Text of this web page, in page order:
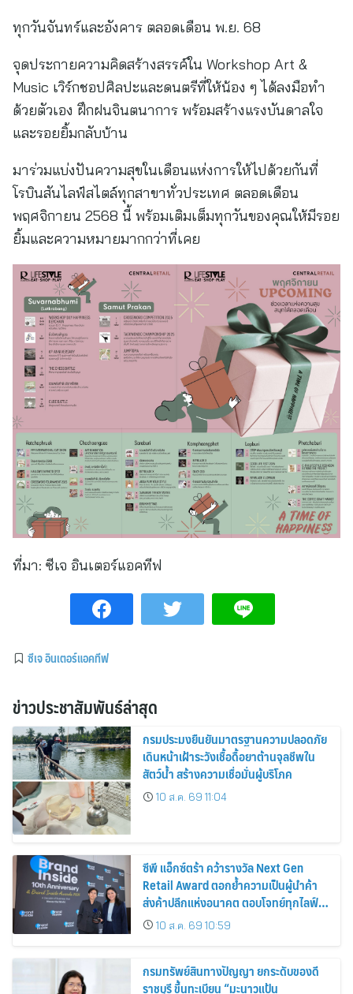
ทุกวันจันทร์และอังคาร ตลอดเดือน พ.ย. 68
จุดประกายความคิดสร้างสรรค์ใน Workshop Art &
Music เวิร์กชอปศิลปะและดนตรีที่ให้น้อง ๆ ได้ลงมือทำ
ด้วยตัวเอง ฝึกฝนจินตนาการ พร้อมสร้างแรงบันดาลใจ
และรอยยิ้มกลับบ้าน
มาร่วมแบ่งปันความสุขในเดือนแห่งการให้ไปด้วยกันที่
โรบินสันไลฟ์สไตล์ทุกสาขาทั่วประเทศ ตลอดเดือน
พฤศจิกายน 2568 นี้ พร้อมเติมเต็มทุกวันของคุณให้มีรอย
ยิ้มและความหมายมากกว่าที่เคย
ที่มา: ซีเจ อินเตอร์แอคทีฟ
ซีเจ อินเตอร์แอคทีฟ
ข่าวประชาสัมพันธ์ล่าสุด
กรมประมงยืนยันมาตรฐานความปลอดภัย
เดินหน้าเฝ้าระวังเชื้อดื้อยาต้านจุลชีพใน
สัตว์น้ำ สร้างความเชื่อมั่นผู้บริโภค
10 ส.ค. 69 11:04
ซีพี แอ็กซ์ตร้า คว้ารางวัล Next Gen
Retail Award ตอกย้ำความเป็นผู้นำค้า
ส่งค้าปลีกแห่งอนาคต ตอบโจทย์ทุกไลฟ์
สไตล์ผู้บริโภค
10 ส.ค. 69 10:59
กรมทรัพย์สินทางปัญญา ยกระดับของดี
ราชบุรี ขึ้นทะเบียน “มะนาวแป้น